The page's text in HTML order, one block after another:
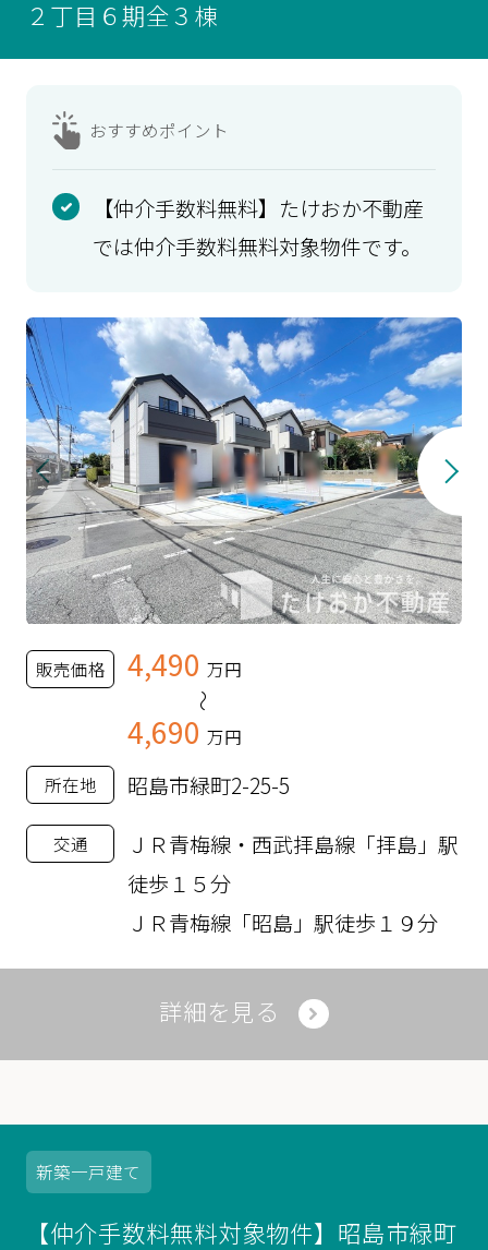
２丁目６期全３棟
おすすめポイント
【仲介手数料無料】たけおか不動産
では仲介手数料無料対象物件です。
販売価格 4,490 万円
～
4,690 万円
所在地
昭島市緑町2-25-5
交通
ＪＲ青梅線・西武拝島線「拝島」駅
徒歩１５分
ＪＲ青梅線「昭島」駅徒歩１９分
詳細を見る
新築一戸建て
【仲介手数料無料対象物件】昭島市緑町